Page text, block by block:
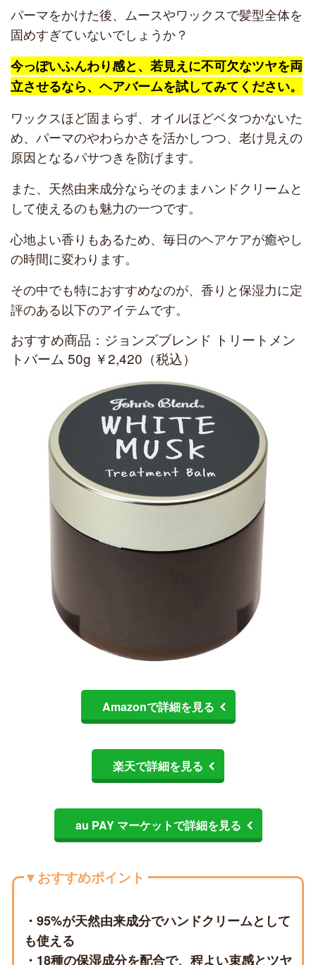
パーマをかけた後、ムースやワックスで髪型全体を
固めすぎていないでしょうか？
今っぽいふんわり感と、若見えに不可欠なツヤを両
立させるなら、ヘアバームを試してみてください。
ワックスほど固まらず、オイルほどベタつかないた
め、パーマのやわらかさを活かしつつ、老け見えの
原因となるパサつきを防げます。
また、天然由来成分ならそのままハンドクリームと
して使えるのも魅力の一つです。
心地よい香りもあるため、毎日のヘアケアが癒やし
の時間に変わります。
その中でも特におすすめなのが、香りと保湿力に定
評のある以下のアイテムです。
おすすめ商品：ジョンズブレンド トリートメン
トバーム 50g ￥2,420（税込）
Amazonで詳細を見る
楽天で詳細を見る
au PAY マーケットで詳細を見る
▼おすすめポイント
・95%が天然由来成分でハンドクリームとして
も使える
・18種の保湿成分を配合で、程よい束感とツヤ